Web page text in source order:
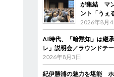
が集結 マ
ント「うぇ
2026年8月4
AI時代、「暗黙知」は継
レ」説明会／ラウンドテ
2026年8月3日
紀伊勝浦の魅力を堪能